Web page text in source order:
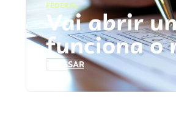
FEDERAL
Vai abrir
funciona o
ACESSAR